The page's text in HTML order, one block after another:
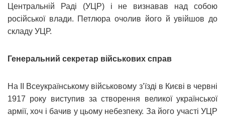
Центральній Раді (УЦР) і не визнавав над собою
російської влади. Петлюра очолив його й увійшов до
складу УЦР.
Генеральний секретар військових справ
На ІІ Всеукраїнському військовому з’їзді в Києві в червні
1917 року виступив за створення великої української
армії, хоч і бачив у цьому небезпеку. За його участі УЦР